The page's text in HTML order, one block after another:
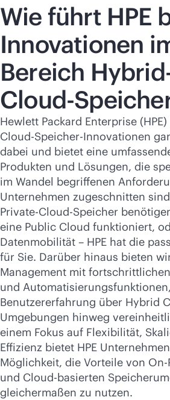
Wie führt HPE
Innovationen
Bereich
Cloud-
Hewlett Packard Enterprise
Cloud-Speicher-Innovationen
dabei und bietet eine
Produkten und Lösungen, die
im Wandel begriffenen
Unternehmen zugeschnitten
Private-Cloud-Speicher
eine Public Cloud funktioniert,
Datenmobilität – HPE hat die
für Sie. Darüber hinaus bieten
Management mit
und
Benutzererfahrung über Hybrid
Umgebungen hinweg
einem Fokus auf Flexibilität,
Effizienz bietet HPE
Möglichkeit, die Vorteile von On-
und Cloud-basierten
gleichermaßen zu nutzen.